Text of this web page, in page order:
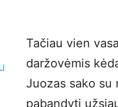
Tačiau vien
daržovėmis
Juozas sako su
pabandyti